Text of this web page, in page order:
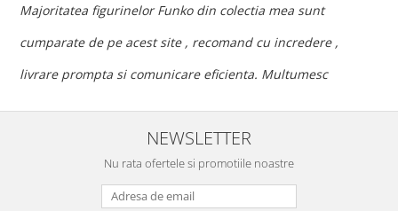
Majoritatea figurinelor Funko din colectia mea sunt
cumparate de pe acest site , recomand cu incredere ,
livrare prompta si comunicare eficienta. Multumesc
NEWSLETTER
Nu rata ofertele si promotiile noastre